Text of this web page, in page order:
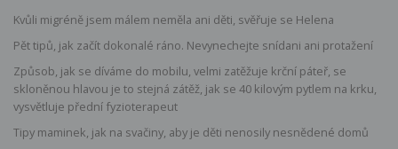
Kvůli migréně jsem málem neměla ani děti, svěřuje se Helena
Pět tipů, jak začít dokonalé ráno. Nevynechejte snídani ani protažení
Způsob, jak se díváme do mobilu, velmi zatěžuje krční páteř, se
skloněnou hlavou je to stejná zátěž, jak se 40 kilovým pytlem na krku,
vysvětluje přední fyzioterapeut
Tipy maminek, jak na svačiny, aby je děti nenosily nesnědené domů